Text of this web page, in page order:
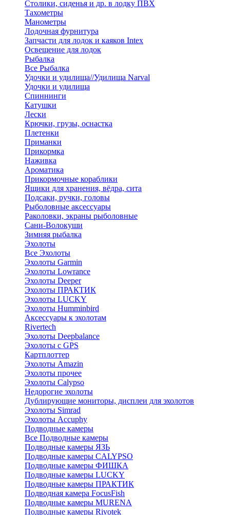
Столики, сиденья и др. в лодку ПВХ
Тахометры
Манометры
Лодочная фурнитура
Запчасти для лодок и каяков Intex
Освещение для лодок
Рыбалка
Все Рыбалка
Удочки и удилища//Удилища Narval
Удочки и удилища
Спиннинги
Катушки
Лески
Крючки, грузы, оснастка
Плетенки
Приманки
Прикормка
Наживка
Ароматика
Прикормочные кораблики
Ящики для хранения, вёдра, сита
Подсаки, ручки, головы
Рыболовные аксессуары
Раколовки, экраны рыболовные
Сани-Волокуши
Зимняя рыбалка
Эхолоты
Все Эхолоты
Эхолоты Garmin
Эхолоты Lowrance
Эхолоты Deeper
Эхолоты ПРАКТИК
Эхолоты LUCKY
Эхолоты Humminbird
Аксессуары к эхолотам
Rivertech
Эхолоты Deepbalance
Эхолоты с GPS
Картплоттер
Эхолоты Amazin
Эхолоты прочее
Эхолоты Calypso
Недорогие эхолоты
Дублирующие мониторы, дисплеи для эхолотов
Эхолоты Simrad
Эхолоты Accuphy
Подводные камеры
Все Подводные камеры
Подводные камеры ЯЗЬ
Подводные камеры CALYPSO
Подводные камеры ФИШКА
Подводные камеры LUCKY
Подводные камеры ПРАКТИК
Подводная камера FocusFish
Подводные камеры MURENA
Подводные камеры Rivotek